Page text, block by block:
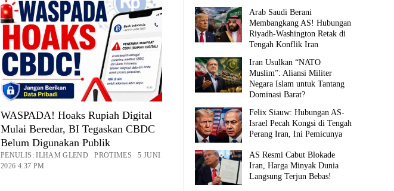
WASPADA! Hoaks Rupiah Digital
Mulai Beredar, BI Tegaskan CBDC
Belum Digunakan Publik
PENULIS: ILHAM GLEND PROTIMES 5 JUNI
2026 4:37 PM
Arab Saudi Berani
Membangkang AS! Hubungan
Riyadh-Washington Retak di
Tengah Konflik Iran
Iran Usulkan “NATO
Muslim”: Aliansi Militer
Negara Islam untuk Tantang
Dominasi Barat?
Felix Siauw: Hubungan AS-
Israel Pecah Kongsi di Tengah
Perang Iran, Ini Pemicunya
AS Resmi Cabut Blokade
Iran, Harga Minyak Dunia
Langsung Terjun Bebas!